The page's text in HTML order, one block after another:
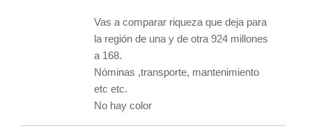
Vas a comparar riqueza que deja para
la región de una y de otra 924 millones
a 168.
Nóminas ,transporte, mantenimiento
etc etc.
No hay color